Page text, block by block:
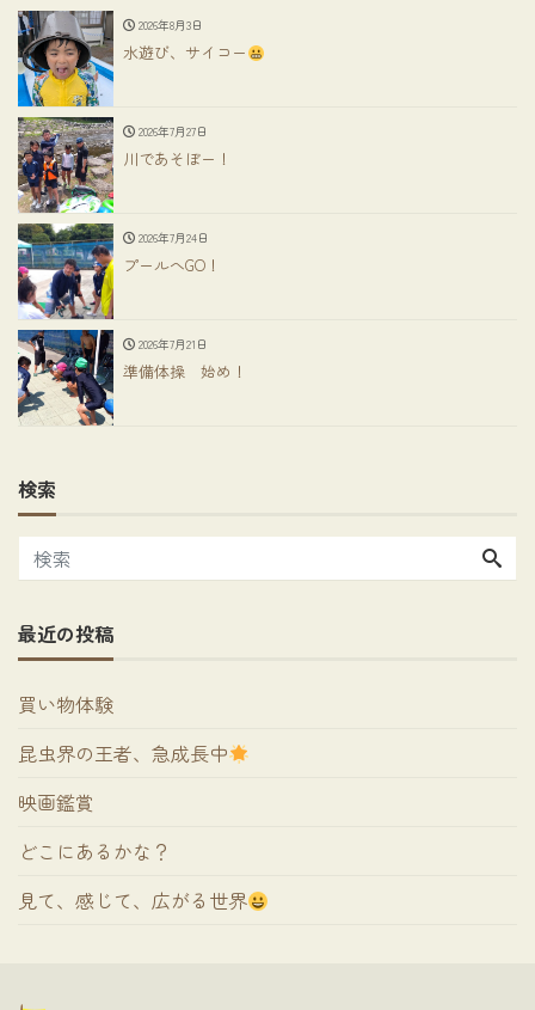
2026年8月3日
水遊び、サイコー
2026年7月27日
川であそぼー！
2026年7月24日
プールへGO！
2026年7月21日
準備体操 始め！
検索
最近の投稿
買い物体験
昆虫界の王者、急成長中
映画鑑賞
どこにあるかな？
見て、感じて、広がる世界